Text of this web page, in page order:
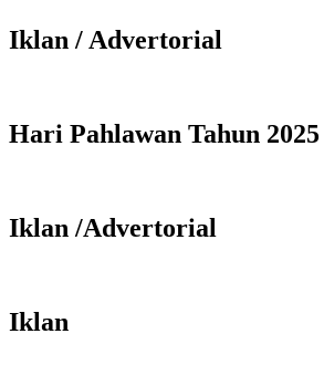
Iklan / Advertorial
Hari Pahlawan Tahun 2025
Iklan /Advertorial
Iklan